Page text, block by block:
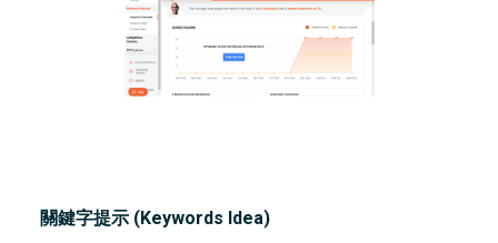
關鍵字提示 (Keywords Idea)